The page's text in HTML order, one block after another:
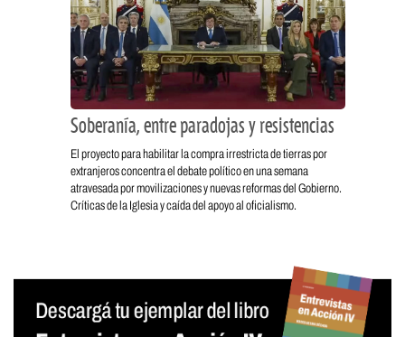
Soberanía, entre paradojas y resistencias
El proyecto para habilitar la compra irrestricta de tierras por
extranjeros concentra el debate político en una semana
atravesada por movilizaciones y nuevas reformas del Gobierno.
Críticas de la Iglesia y caída del apoyo al oficialismo.